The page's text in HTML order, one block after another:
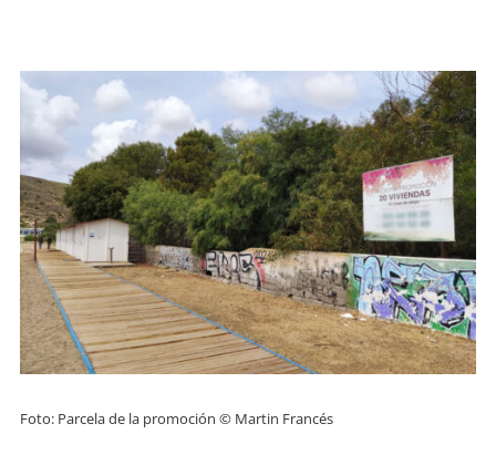
Foto: Parcela de la promoción © Martin Francés